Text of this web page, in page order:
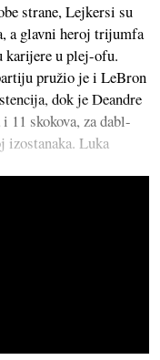
strane, Lejkersi su
a glavni heroj trijumfa
karijere u plej-ofu.
pružio je i LeBron
dok je Deandre
11 skokova, za dabl-
izostanaka. Luka